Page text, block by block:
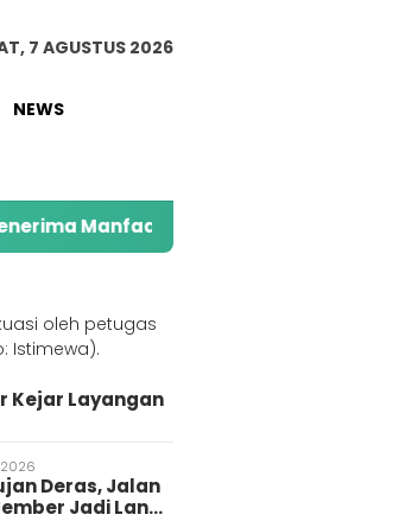
7 AGUSTUS 2026
NEWS
melalui Program Sahabat Posyandu
Kejar Layangan
Deras, Jalan
Jadi Lan…